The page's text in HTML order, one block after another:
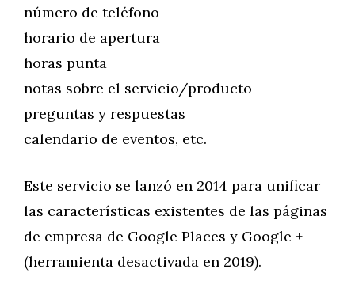
número de teléfono
horario de apertura
horas punta
notas sobre el servicio/producto
preguntas y respuestas
calendario de eventos, etc.
Este servicio se lanzó en 2014 para unificar
las características existentes de las páginas
de empresa de Google Places y Google +
(herramienta desactivada en 2019).